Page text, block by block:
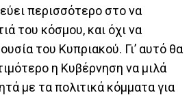
περισσότερο στο να
του κόσμου, και όχι να
του Κυπριακού. Γι’ αυτό θα
η Κυβέρνηση να μιλά
με τα πολιτικά κόμματα για